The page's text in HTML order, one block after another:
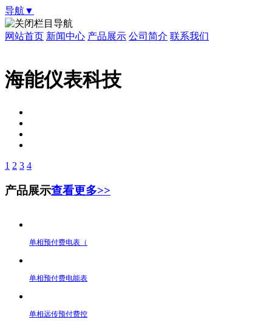
导航▼
栏目导航
网站首页 新闻中心 产品展示 公司简介 联系我们
海能仪表科技
1 2 3 4
产品展示查看更多>>
单相预付费电表（
单相预付费电能表
单相远传预付费控